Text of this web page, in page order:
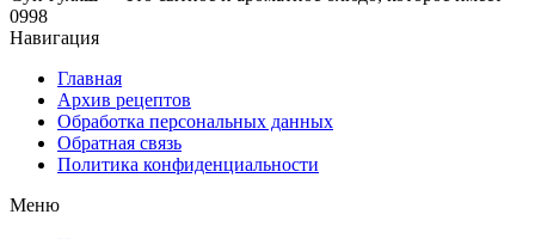
0998
Навигация
Главная
Архив рецептов
Обработка персональных данных
Обратная связь
Политика конфиденциальности
Меню